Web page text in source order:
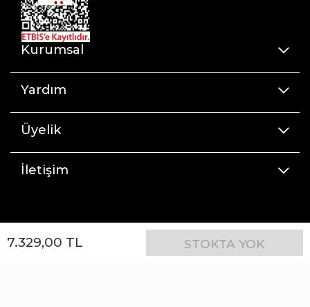
7.329,00 TL STOKTA YOK
Kurumsal
Yardım
Üyelik
İletişim